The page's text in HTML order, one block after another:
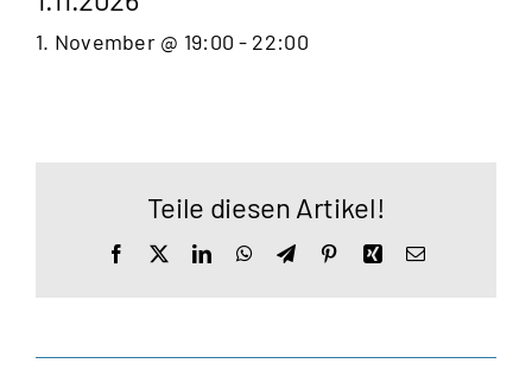
1. November @ 19:00 - 22:00
Teile diesen Artikel!
Facebook LinkedInWhatsApp
TelegramPinterestXingE-